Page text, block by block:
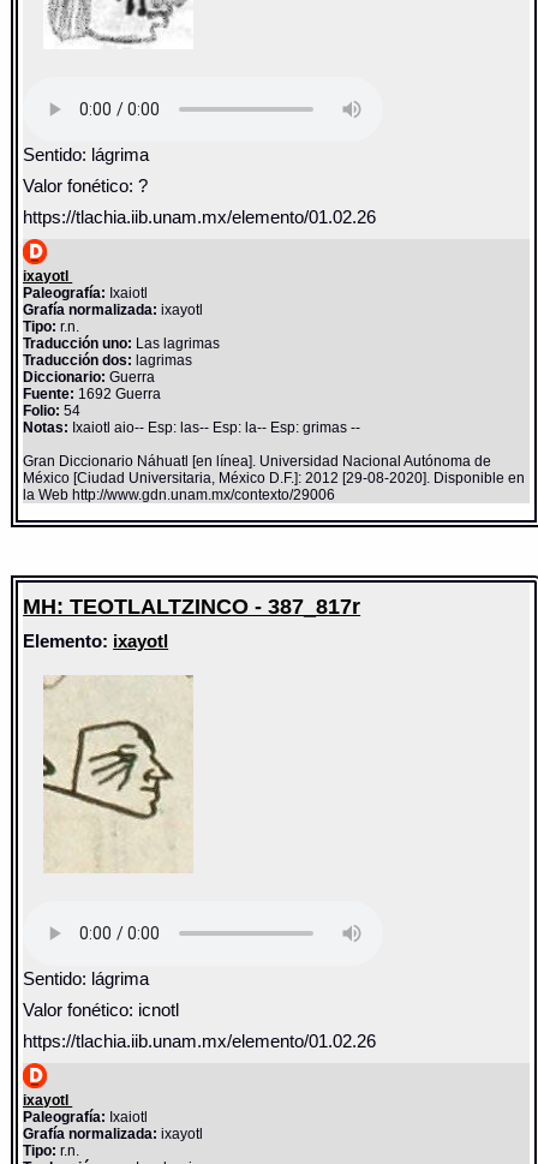
Sentido: lágrima
Valor fonético: ?
https://tlachia.iib.unam.mx/elemento/01.02.26
ixayotl
Paleografía: Ixaiotl
Grafía normalizada: ixayotl
Tipo: r.n.
Traducción uno: Las lagrimas
Traducción dos: lagrimas
Diccionario:Guerra
Fuente: 1692 Guerra
Folio: 54
Notas: Ixaiotl aio-- Esp: las-- Esp: la-- Esp: grimas --
Gran Diccionario Náhuatl [en línea]. Universidad Nacional Autónoma de
México [Ciudad Universitaria, México D.F.]: 2012 [29-08-2020]. Disponible en
la Web http://www.gdn.unam.mx/contexto/29006
MH: TEOTLALTZINCO - 387_817r
Elemento: ixayotl
Sentido: lágrima
Valor fonético: icnotl
https://tlachia.iib.unam.mx/elemento/01.02.26
ixayotl
Paleografía: Ixaiotl
Grafía normalizada: ixayotl
Tipo: r.n.